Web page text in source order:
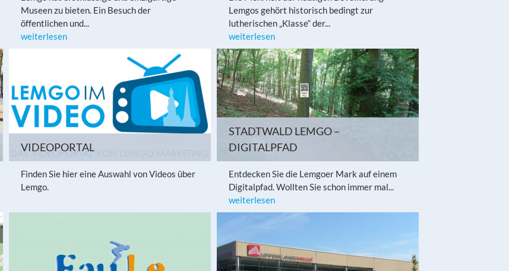
Museen zu bieten. Ein Besuch der
öffentlichen und...
weiterlesen
Lemgos gehört historisch bedingt zur
lutherischen „Klasse“ der...
weiterlesen
VIDEOPORTAL
Finden Sie hier eine Auswahl von Videos über
Lemgo.
STADTWALD LEMGO –
DIGITALPFAD
Entdecken Sie die Lemgoer Mark auf einem
Digitalpfad. Wollten Sie schon immer mal...
weiterlesen